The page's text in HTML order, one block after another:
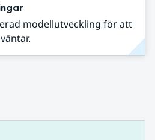
modellutveckling för att